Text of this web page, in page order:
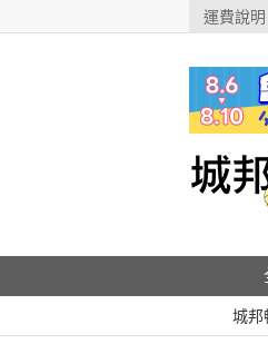
運費說明
城邦